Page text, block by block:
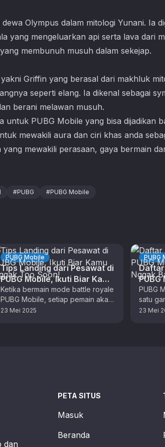
Olympus dalam mitologi Yunani. Ia
yang mengeluarkan api serta lava dari
membunuh musuh dalam sekejap.
Griffin yang berasal dari makhluk
seperti elang. Ia dikenal sebagai
berani melawan musuh.
untuk PUBG Mobile yang bisa dijadikan
mewakili aura dan ciri khas anda
mewakili perasaan, gaya bermain
#PUBG #PUBG Mobile
PUBG Mobile
Tips Landing dari Pesawat di
PUBG Mobile, Ikuti Biar Kamu
Nggak Too Soon!
Ketika bermain mode battle royale
PUBG Mobile, setiap pemain akan
berada di pesawat terlebih dahulu
23 Mei 2025
PUBG
Daftar
PUBG
PUBG
satu
paling
23 Mei
dan
PETA SITUS
Masuk
Beranda